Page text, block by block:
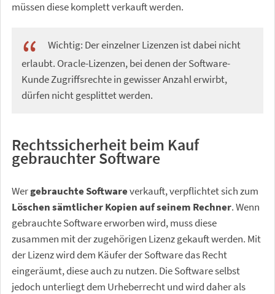
müssen diese komplett verkauft werden.
Wichtig: Der einzelner Lizenzen ist dabei nicht
erlaubt. Oracle-Lizenzen, bei denen der Software-
Kunde Zugriffsrechte in gewisser Anzahl erwirbt,
dürfen nicht gesplittet werden.
Rechtssicherheit beim Kauf
gebrauchter Software
Wergebrauchte Softwareverkauft, verpflichtet sich zum
Löschen sämtlicher Kopien auf seinem Rechner. Wenn
gebrauchte Software erworben wird, muss diese
zusammen mit der zugehörigen Lizenz gekauft werden. Mit
der Lizenz wird dem Käufer der Software das Recht
eingeräumt, diese auch zu nutzen. Die Software selbst
jedoch unterliegt dem Urheberrecht und wird daher als